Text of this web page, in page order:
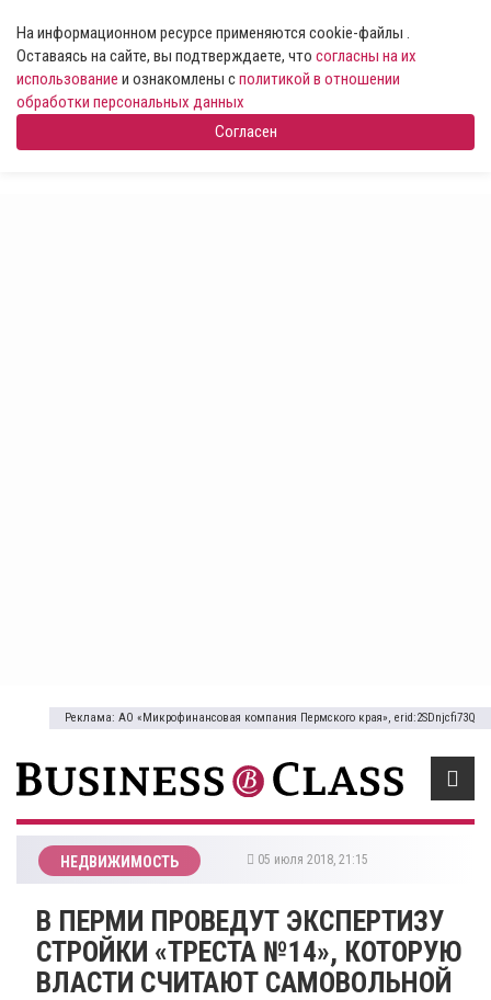
На информационном ресурсе применяются cookie-файлы .
Оставаясь на сайте, вы подтверждаете, что согласны на их
использование и ознакомлены сполитикой в отношении
обработки персональных данных
Согласен
Реклама: АО «Микрофинансовая компания Пермского края», erid:2SDnjcfi73Q
НЕДВИЖИМОСТЬ 05 июля 2018, 21:15
В ПЕРМИ ПРОВЕДУТ ЭКСПЕРТИЗУ
СТРОЙКИ «ТРЕСТА №14», КОТОРУЮ
ВЛАСТИ СЧИТАЮТ САМОВОЛЬНОЙ